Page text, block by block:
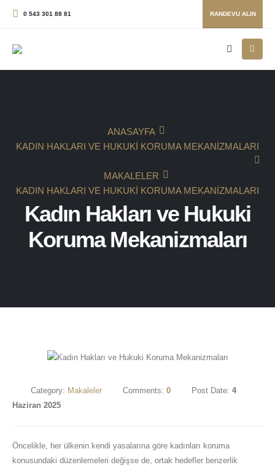
0 543 301 88 81 RANDEVU ALIN
ANASAYFA
KADIN HAKLARI VE HUKUKI KORUMA MEKANIZMALARI
MAKALELER
KADIN HAKLARI VE HUKUKI KORUMA MEKANIZMALARI
Kadın Hakları ve Hukuki
Koruma Mekanizmaları
Category: Makaleler Comments: 0 Post Date: 4
Haziran 2025
Öncelikle, her ülkenin kendi yasalarına göre kadınları koruma
konusundaki düzenlemeleri değişse de, ortak hedefler benzerlik